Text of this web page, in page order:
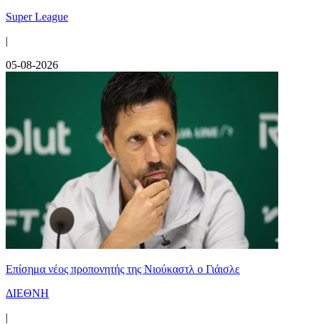
Super League
|
05-08-2026
Επίσημα νέος προπονητής της Νιούκαστλ ο Γιάισλε
ΔΙΕΘΝΗ
|